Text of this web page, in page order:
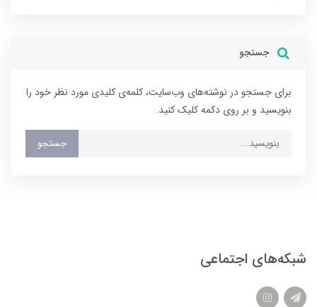
جستجو
برای جستجو در نوشته‌های وب‌سایت، کلمه‌ی کلیدی مورد نظر خود را
بنویسید و بر روی دکمه کلیک کنید.
جستجو
شبکه‌های اجتماعی